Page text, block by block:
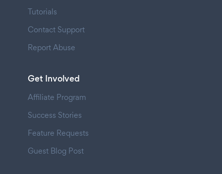
Tutorials
Contact Support
Report Abuse
Get Involved
Affiliate Program
Success Stories
Feature Requests
Guest Blog Post